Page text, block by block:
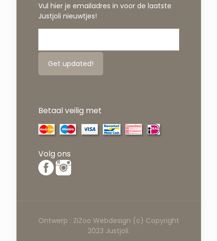
Vul hier je emailadres in voor de laatste
Justjoli nieuwtjes!
Betaal veilig met
Volg ons
Ontwerp : ZiZoo Webdesign (c) Copyright
2023 Justjoli.